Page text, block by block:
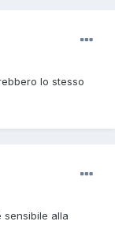
lo stesso
sensibile alla